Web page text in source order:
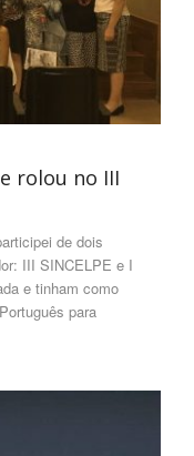
rolou no III
de dois
III SINCELPE e I
e tinham como
para